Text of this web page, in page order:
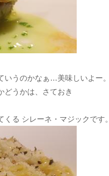
いうのかなぁ…美味しいよー。
どうかは、さておき
る シレーネ・マジックです。